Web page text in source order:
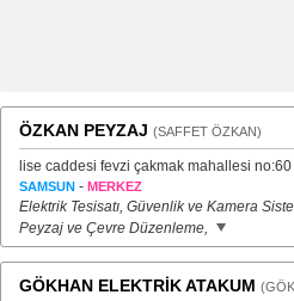
ÖZKAN PEYZAJ (SAFFET ÖZKAN)
lise caddesi fevzi çakmak mahallesi
SAMSUN - MERKEZ
Elektrik Tesisatı, Güvenlik ve Kamera
Peyzaj ve Çevre Düzenleme,
GÖKHAN ELEKTRİK ATAKUM